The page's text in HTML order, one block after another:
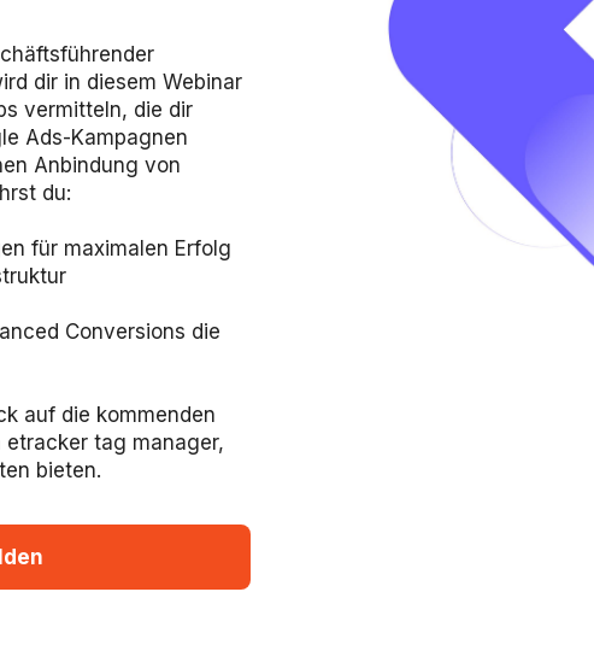
dir in diesem Webinar
vermitteln, die dir
Ads-Kampagnen
Anbindung von
du:
für maximalen Erfolg
Conversions die
auf die kommenden
etracker tag manager,
bieten.